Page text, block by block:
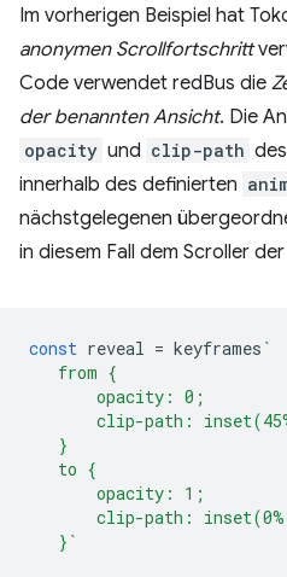
Im vorherigen Beispiel hat
anonymen Scrollfortschritt
Code verwendet redBus die
der benannten Ansicht. Die
opacity und clip-path des
innerhalb des definierten
nächstgelegenen
in diesem Fall dem Scroller
const reveal = keyframes `
   from {
       opacity: 0;
clip-path:
   }
   to {
       opacity: 1;
clip-path:
   }`